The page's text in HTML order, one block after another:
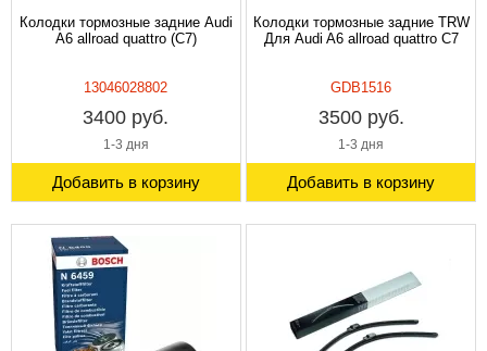
Колодки тормозные задние Audi
A6 allroad quattro (C7)
13046028802
3400 руб.
1-3 дня
Добавить в корзину
Колодки тормозные задние TRW
Для Audi A6 allroad quattro C7
GDB1516
3500 руб.
1-3 дня
Добавить в корзину